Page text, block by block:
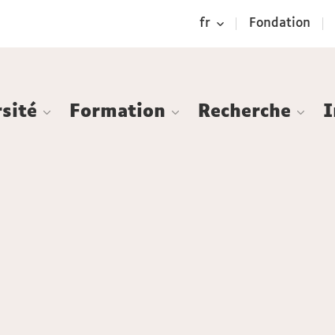
fr Fondation
Formation Recherche